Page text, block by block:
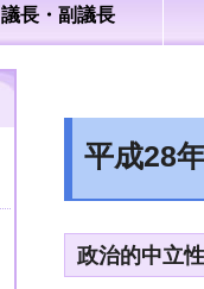
議長・副議長
平成28
政治的中立